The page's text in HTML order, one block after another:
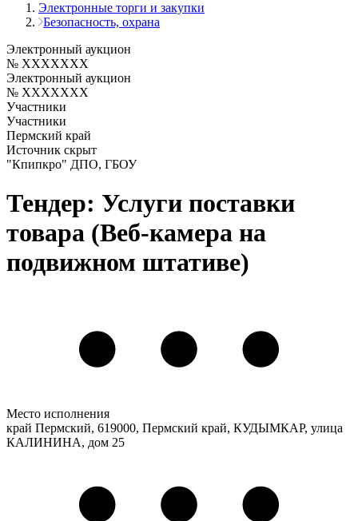
Электронные торги и закупки
Безопасность, охрана
Электронный аукцион
№ XXXXXXX
Электронный аукцион
№ XXXXXXX
Участники
Участники
Пермский край
Источник скрыт
"Кпипкро" ДПО, ГБОУ
Тендер: Услуги поставки
товара (Веб-камера на
подвижном штативе)
Место исполнения
край Пермский, 619000, Пермский край, КУДЫМКАР, улица
КАЛИНИНА, дом 25